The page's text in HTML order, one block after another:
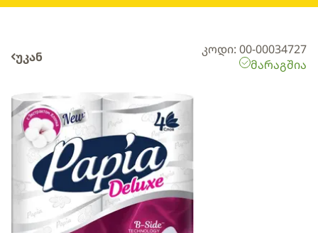
უკან
კოდი: 00-00034727
მარაგშია